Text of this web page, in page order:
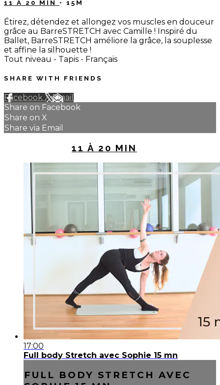
11 À 20 MIN • 15M
Étirez, détendez et allongez vos muscles en douceur
grâce au BarreSTRETCH avec Camille ! Inspiré du
Ballet, BarreSTRETCH améliore la grâce, la souplesse
et affine la silhouette !
Tout niveau - Tapis - Français
SHARE WITH FRIENDS
Facebook XEmail
Share on Facebook
Share on X
Share via Email
11 À 20 MIN
17:00
Full body Stretch avec Sophie 15 mn
FULL BODY STRETCH AVEC